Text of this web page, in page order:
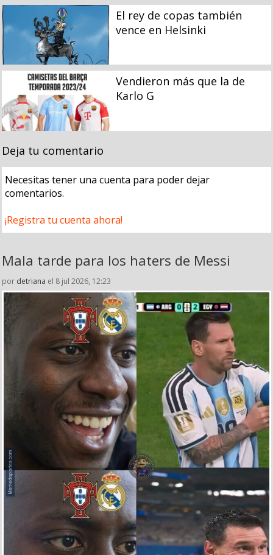
El rey de copas también
vence en Helsinki
Vendieron más que la de
Karlo G
Deja tu comentario
Necesitas tener una cuenta para poder dejar
comentarios.
¡Registra tu cuenta ahora!
Mala tarde para los haters de Messi
por detriana el 8 jul 2026, 12:23